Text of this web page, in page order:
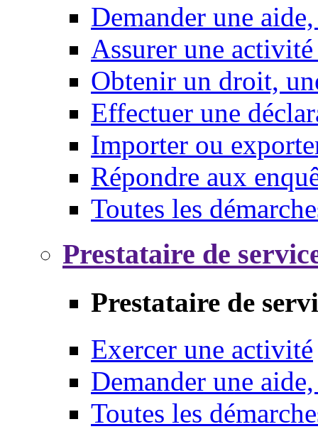
Demander une
Assurer une
Obtenir un droit,
Effectuer une
Importer ou
Répondre aux
Toutes les
Prestataire de
Prestataire de
Exercer une activité
Demander une
Toutes les